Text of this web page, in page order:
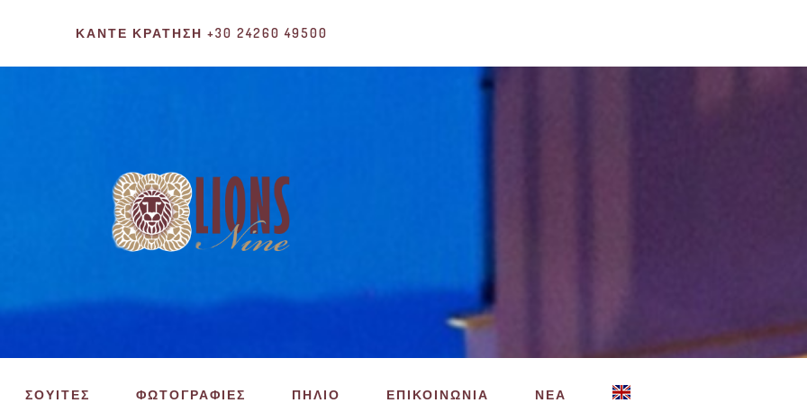
ΚΆΝΤΕ ΚΡΆΤΗΣΗ +30 24260 49500
ΣΟΥΙΤΕΣ ΦΩΤΟΓΡΑΦΙΕΣ ΠΗΛΙΟ ΕΠΙΚΟΙΝΩΝΙΑ ΝΕΑ